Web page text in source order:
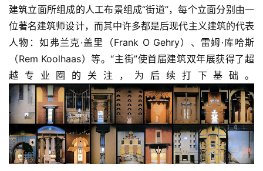
美
术
图
库
容
易
寫
錯
用
建筑立面所组成的人工布景组成“街道”，每个立面分别由一
位著名建筑师设计，而其中许多都是后现代主义建筑的代表
人物：如弗兰克·盖里（Frank O Gehry）、雷姆·库哈斯
（Rem Koolhaas）等。“主街”使首届建筑双年展获得了超
越专业圈的关注，为后续打下基础。